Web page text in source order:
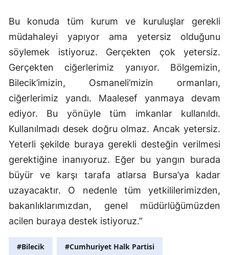
Bu konuda tüm kurum ve kuruluşlar gerekli
müdahaleyi yapıyor ama yetersiz olduğunu
söylemek istiyoruz. Gerçekten çok yetersiz.
Gerçekten ciğerlerimiz yanıyor. Bölgemizin,
Bilecik’imizin, Osmaneli’mizin ormanları,
ciğerlerimiz yandı. Maalesef yanmaya devam
ediyor. Bu yönüyle tüm imkanlar kullanıldı.
Kullanılmadı desek doğru olmaz. Ancak yetersiz.
Yeterli şekilde buraya gerekli desteğin verilmesi
gerektiğine inanıyoruz. Eğer bu yangın burada
büyür ve karşı tarafa atlarsa Bursa’ya kadar
uzayacaktır. O nedenle tüm yetkililerimizden,
bakanlıklarımızdan, genel müdürlüğümüzden
acilen buraya destek istiyoruz.”
#Bilecik #Cumhuriyet Halk Partisi